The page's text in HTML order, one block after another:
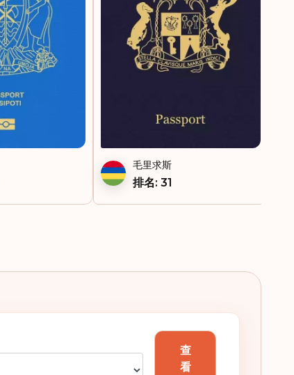
尼加拉瓜
尼日尔
尼泊尔
巴拉圭
德国
毛里求斯
排名: 31
查
看